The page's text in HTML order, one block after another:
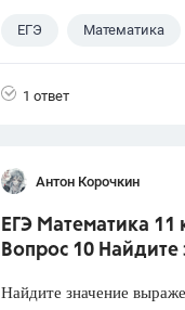
ЕГЭ Математика
1 ответ
Антон Корочкин
ЕГЭ Математика 11
Вопрос 10
Найдите значение